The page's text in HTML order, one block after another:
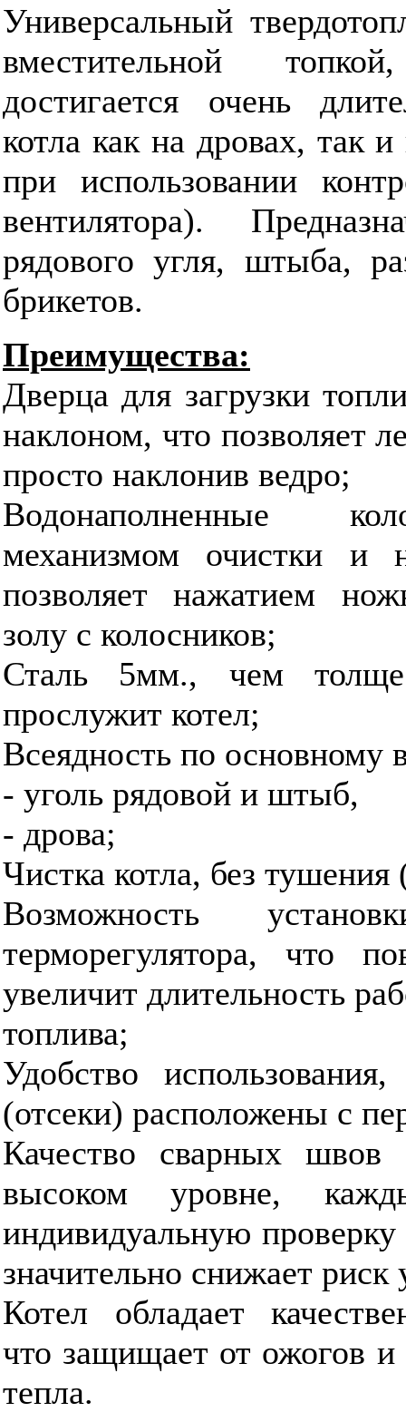
Универсальный
вместительной
достигается очень
котла как на дровах, так
при использовании
вентилятора).
рядового угля, штыба,
брикетов.
Преимущества:
Дверца для загрузки
наклоном, что позволяет
просто наклонив ведро;
Водонаполненные
механизмом очистки и
позволяет нажатием
золу с колосников;
Сталь 5мм., чем
прослужит котел;
Всеядность по основному
- уголь рядовой и штыб,
- дрова;
Чистка котла, без тушения
Возможность
терморегулятора, что
увеличит длительность
топлива;
Удобство
(отсеки) расположены с
Качество сварных
высоком уровне,
индивидуальную
значительно снижает риск
Котел обладает
что защищает от ожогов и
тепла.